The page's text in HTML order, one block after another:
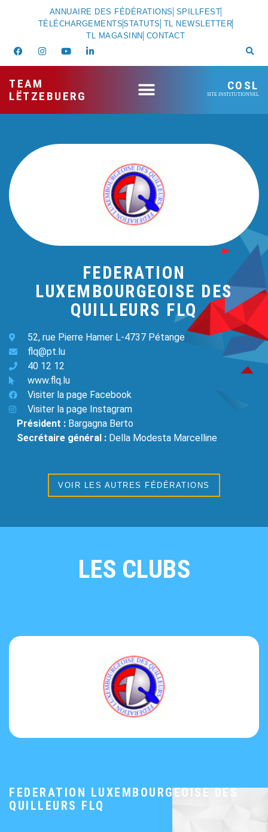
ANNUAIRE DES FÉDÉRATIONS SPILLFEST
TÉLÉCHARGEMENTSSTATUTS TL NEWSLETTER
TL MAGASINN CONTACT
TEAM
LËTZEBUERG
COSL
SITE INSTITUTIONNEL
FEDERATION
LUXEMBOURGEOISE DES
QUILLEURS FLQ
52, rue Pierre Hamer L-4737 Pétange
flq@pt.lu
40 12 12
www.flq.lu
Visiter la page Facebook
Visiter la page Instagram
Président : Bargagna Berto
Secrétaire général : Della Modesta Marcelline
VOIR LES AUTRES FÉDÉRATIONS
LES CLUBS
FEDERATION LUXEMBOURGEOISE DES
QUILLEURS FLQ